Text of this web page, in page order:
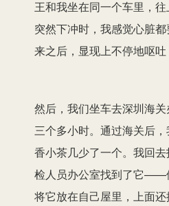
王和我坐在同一个车里，往
突然下冲时，我感觉心脏
来之后，显现上不停地呕吐
然后，我们坐车去深圳海
三个多小时。通过海关后
香小茶几少了一个。我回
检人员办公室找到了它——
将它放在自己屋里，上面